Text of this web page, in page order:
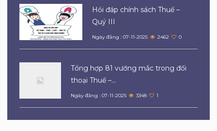
Hỏi đáp chính sách Thuế –
Quý III
Ngày đăng : 07-11-2025 2462 0
Tổng hợp 81 vướng mắc trong đối
thoại Thuế –...
Ngày đăng : 07-11-2025 3348 1